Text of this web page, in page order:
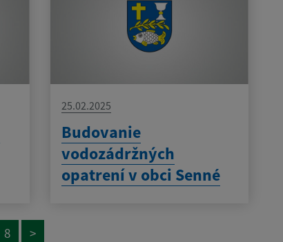
25.02.2025
Budovanie
vodozádržných
opatrení v obci Senné
8 >